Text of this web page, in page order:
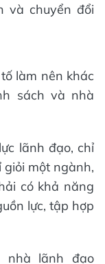
và chuyển đổi
làm nên khác
sách và nhà
lãnh đạo, chỉ
giỏi một ngành,
có khả năng
lực, tập hợp
nhà lãnh đạo